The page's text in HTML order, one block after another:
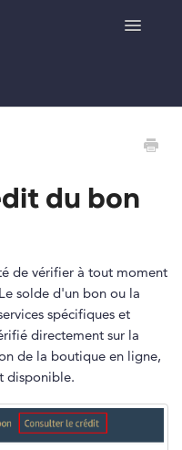
Toggle
du bon
de vérifier à tout moment
solde d'un bon ou la
spécifiques et
directement sur la
de la boutique en ligne,
disponible.